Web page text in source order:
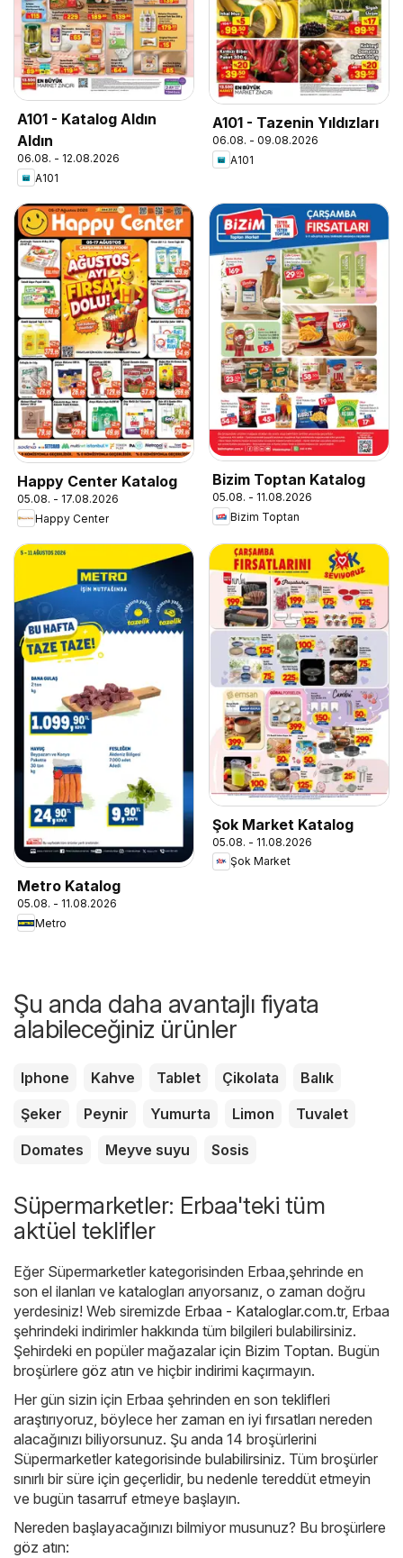
A101 - Katalog Aldın
Aldın
06.08. - 12.08.2026
A101
A101 - Tazenin Yıldızları
06.08. - 09.08.2026
A101
Happy Center Katalog
05.08. - 17.08.2026
Happy Center
Bizim Toptan Katalog
05.08. - 11.08.2026
Bizim Toptan
Metro Katalog
05.08. - 11.08.2026
Metro
Şok Market Katalog
05.08. - 11.08.2026
Şok Market
Şu anda daha avantajlı fiyata
alabileceğiniz ürünler
Iphone Kahve Tablet Çikolata
Balık
Şeker
Peynir Yumurta Limon
Tuvalet
Domates
Meyve suyu Sosis
Süpermarketler: Erbaa'teki tüm
aktüel teklifler
Eğer Süpermarketler kategorisinden Erbaa,şehrinde en
son el ilanları ve katalogları arıyorsanız, o zaman doğru
yerdesiniz! Web siremizde Erbaa - Kataloglar.com.tr, Erbaa
şehrindeki indirimler hakkında tüm bilgileri bulabilirsiniz.
Şehirdeki en popüler mağazalar için Bizim Toptan. Bugün
broşürlere göz atın ve hiçbir indirimi kaçırmayın.
Her gün sizin için Erbaa şehrinden en son teklifleri
araştırıyoruz, böylece her zaman en iyi fırsatları nereden
alacağınızı biliyorsunuz. Şu anda 14 broşürlerini
Süpermarketler kategorisinde bulabilirsiniz. Tüm broşürler
sınırlı bir süre için geçerlidir, bu nedenle tereddüt etmeyin
ve bugün tasarruf etmeye başlayın.
Nereden başlayacağınızı bilmiyor musunuz? Bu broşürlere
göz atın: